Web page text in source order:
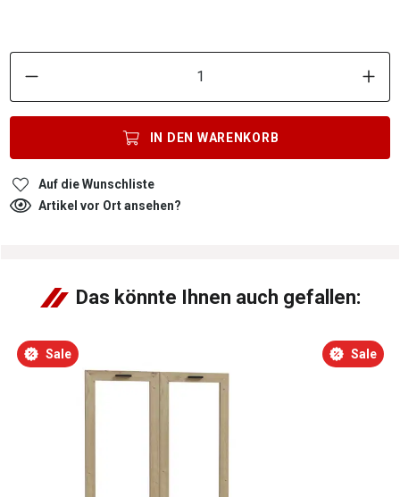
IN DEN WARENKORB
Auf die Wunschliste
Artikel vor Ort ansehen?
Das könnte Ihnen auch gefallen:
Sale Sale